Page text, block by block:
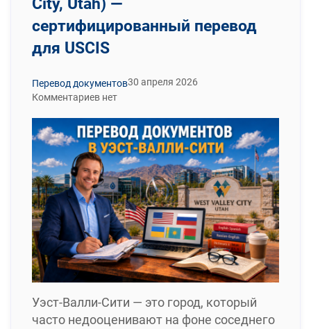
сертифицированный перевод
для USCIS
Перевод документов30 апреля 2026
Комментариев нет
Уэст-Валли-Сити — это город, который
часто недооценивают на фоне соседнего